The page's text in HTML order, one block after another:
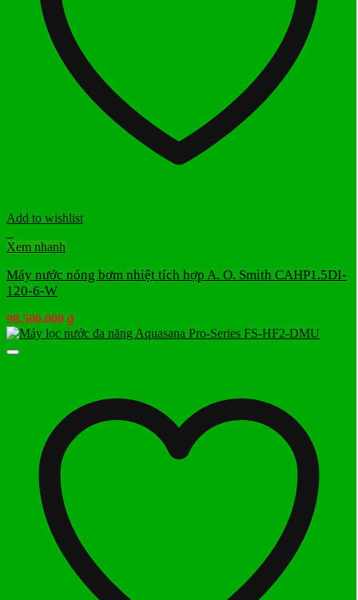
Add to wishlist
+
Xem nhanh
Máy nước nóng bơm nhiệt tích hợp A. O. Smith CAHP1.5DI-
120-6-W
98.500.000 ₫